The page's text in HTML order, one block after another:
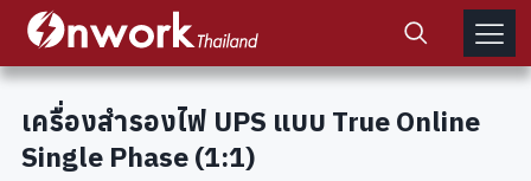
เครื่องสำรองไฟ UPS แบบ True Online
Single Phase (1:1)